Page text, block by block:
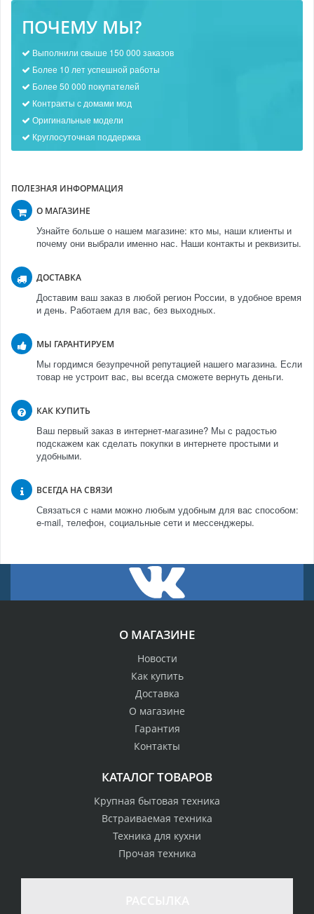
ПОЧЕМУ МЫ?
Выполнили свыше 150 000 заказов
Более 10 лет успешной работы
Более 50 000 покупателей
Контракты с домами мод
Оригинальные модели
Круглосуточная поддержка
ПОЛЕЗНАЯ ИНФОРМАЦИЯ
О МАГАЗИНЕ
Узнайте больше о нашем магазине: кто мы, наши клиенты и
почему они выбрали именно нас. Наши контакты и реквизиты.
ДОСТАВКА
Доставим ваш заказ в любой регион России, в удобное время
и день. Работаем для вас, без выходных.
МЫ ГАРАНТИРУЕМ
Мы гордимся безупречной репутацией нашего магазина. Если
товар не устроит вас, вы всегда сможете вернуть деньги.
КАК КУПИТЬ
Ваш первый заказ в интернет-магазине? Мы с радостью
подскажем как сделать покупки в интернете простыми и
удобными.
ВСЕГДА НА СВЯЗИ
Связаться с нами можно любым удобным для вас способом:
e-mail, телефон, социальные сети и мессенджеры.
О МАГАЗИНЕ
Новости
Как купить
Доставка
О магазине
Гарантия
Контакты
КАТАЛОГ ТОВАРОВ
Крупная бытовая техника
Встраиваемая техника
Техника для кухни
Прочая техника